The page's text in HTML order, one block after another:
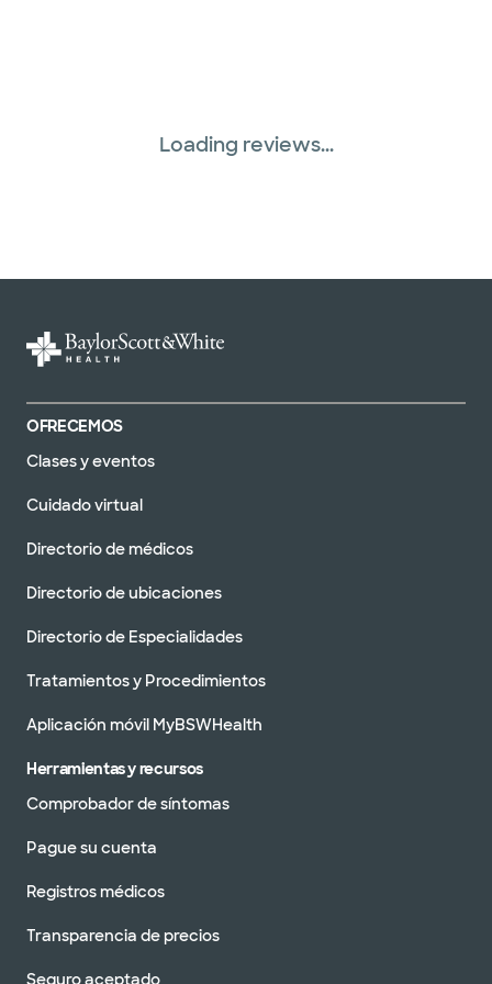
Loading reviews...
OFRECEMOS
Clases y eventos
Cuidado virtual
Directorio de médicos
Directorio de ubicaciones
Directorio de Especialidades
Tratamientos y Procedimientos
Aplicación móvil MyBSWHealth
Herramientas y recursos
Comprobador de síntomas
Pague su cuenta
Registros médicos
Transparencia de precios
Seguro aceptado